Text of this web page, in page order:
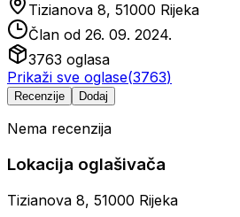
Tizianova 8, 51000 Rijeka
Član od 26. 09. 2024.
3763 oglasa
Prikaži sve oglase(3763)
Recenzije Dodaj
Nema recenzija
Lokacija oglašivača
Tizianova 8, 51000 Rijeka